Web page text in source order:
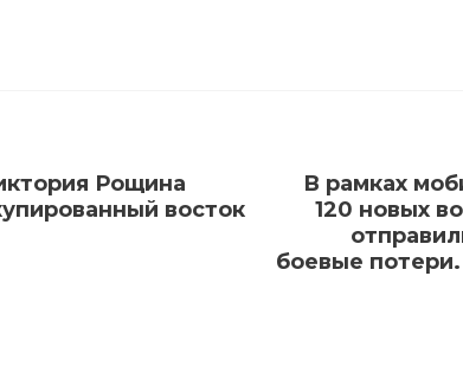
Рощина
восток
В рамках
120 новых
боевые